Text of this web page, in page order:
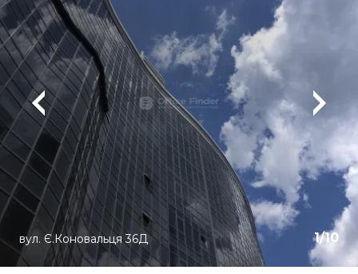
1/10
вул. Є.Коновальця 36Д